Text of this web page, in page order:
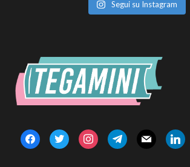
Segui su Instagram
facebooktwitter instagramtelegrammail linkedin